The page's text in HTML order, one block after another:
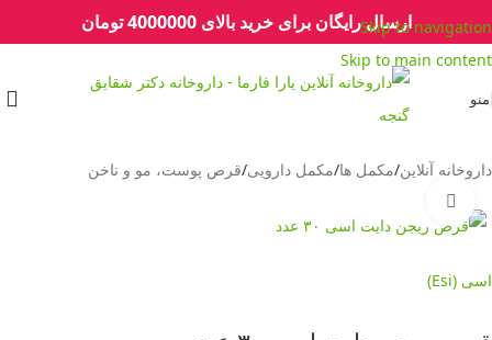
Skip to navigation
Skip to main content
ارسال رایگان برای خرید بالای 4000000 تومان
منو
داروخانه آنلاین/مکمل ها/مکمل دارویی/قرص پوست، مو و ناخن
اسی (Esi)